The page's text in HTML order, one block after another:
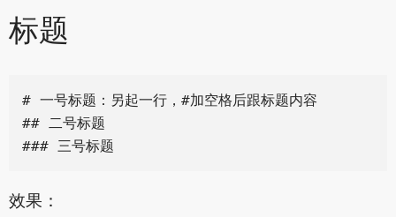
标题
# 一号标题：另起一行，#加空格后跟标题内容
## 二号标题
效果：